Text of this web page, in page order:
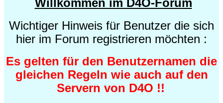
Willkommen im D4O-Forum
Wichtiger Hinweis für Benutzer die sich
hier im Forum registrieren möchten :
Es gelten für den Benutzernamen die
gleichen Regeln wie auch auf den
Servern von D4O !!